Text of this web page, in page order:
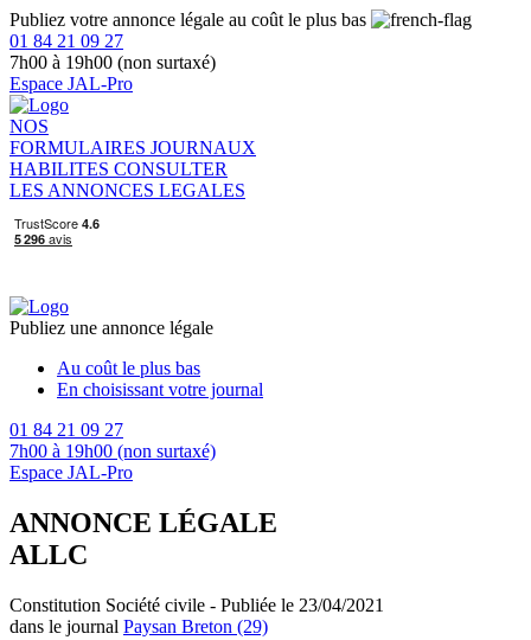
Publiez votre annonce légale au coût le plus bas
01 84 21 09 27
7h00 à 19h00 (non surtaxé)
Espace JAL-Pro
NOS
FORMULAIRES JOURNAUX
HABILITES CONSULTER
LES ANNONCES LEGALES
Publiez une annonce légale
Au coût le plus bas
En choisissant votre journal
01 84 21 09 27
7h00 à 19h00 (non surtaxé)
Espace JAL-Pro
ANNONCE LÉGALE
ALLC
Constitution Société civile - Publiée le 23/04/2021
dans le journal Paysan Breton (29)